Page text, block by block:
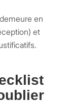
en
et